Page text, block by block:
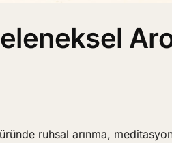
ruhsal arınma,